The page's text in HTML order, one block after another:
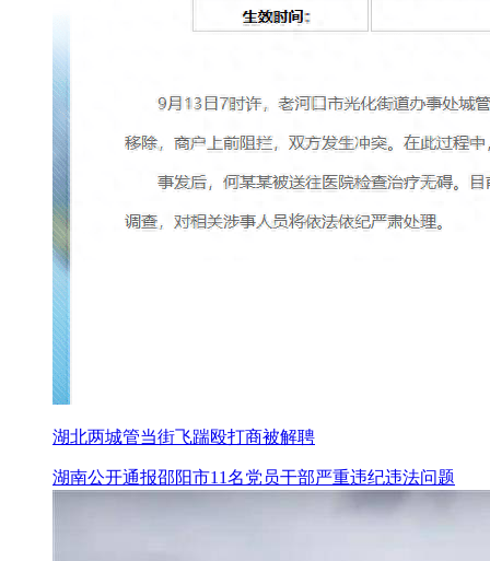
湖北两城管当街飞踹殴打商被解聘
湖南公开通报邵阳市11名党员干部严重违纪违法问题